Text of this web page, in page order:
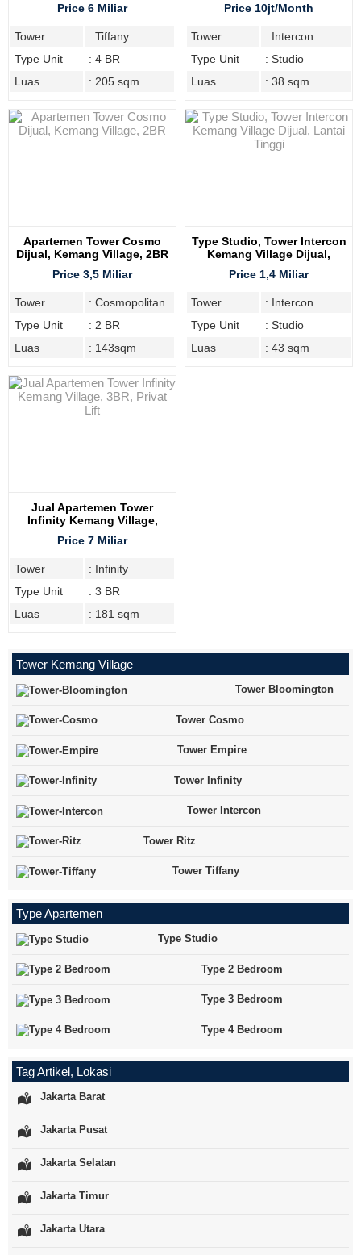
Price 6 Miliar
Tower
: Tiffany
Type Unit
: 4 BR
Luas
: 205 sqm
Price 10jt/Month
Tower
: Intercon
Type Unit
: Studio
Luas
: 38 sqm
Apartemen Tower Cosmo
Dijual, Kemang Village, 2BR
Price 3,5 Miliar
Tower
: Cosmopolitan
Type Unit
: 2 BR
Luas
: 143sqm
Type Studio, Tower Intercon
Kemang Village Dijual,
Price 1,4 Miliar
Tower
: Intercon
Type Unit
: Studio
Luas
: 43 sqm
Jual Apartemen Tower
Infinity Kemang Village,
Price 7 Miliar
Tower
: Infinity
Type Unit
: 3 BR
Luas
: 181 sqm
Tower Kemang Village
Tower Bloomington
Tower Cosmo
Tower Empire
Tower Infinity
Tower Intercon
Tower Ritz
Tower Tiffany
Type Apartemen
Type Studio
Type 2 Bedroom
Type 3 Bedroom
Type 4 Bedroom
Tag Artikel, Lokasi
Jakarta Barat
Jakarta Pusat
Jakarta Selatan
Jakarta Timur
Jakarta Utara